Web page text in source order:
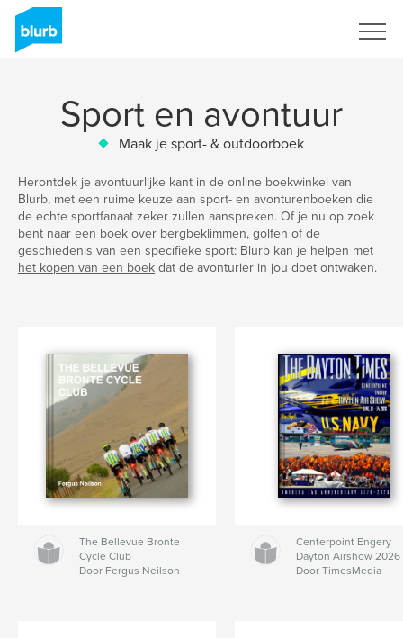
Sport en avontuur
Maak je sport- & outdoorboek
Herontdek je avontuurlijke kant in de online boekwinkel van
Blurb, met een ruime keuze aan sport- en avonturenboeken die
de echte sportfanaat zeker zullen aanspreken. Of je nu op zoek
bent naar een boek over bergbeklimmen, golfen of de
geschiedenis van een specifieke sport: Blurb kan je helpen met
het kopen van een boek dat de avonturier in jou doet ontwaken.
The Bellevue Bronte
Cycle Club
Door Fergus Neilson
Centerpoint Engery
Dayton Airshow 2026
Door TimesMedia